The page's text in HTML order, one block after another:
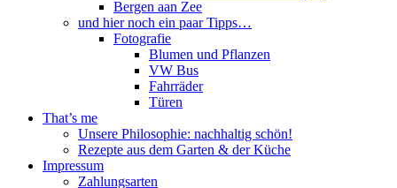
Bergen aan Zee
und hier noch ein paar Tipps…
Fotografie
Blumen und Pflanzen
VW Bus
Fahrräder
Türen
That’s me
Unsere Philosophie: nachhaltig schön!
Rezepte aus dem Garten & der Küche
Impressum
Zahlungsarten